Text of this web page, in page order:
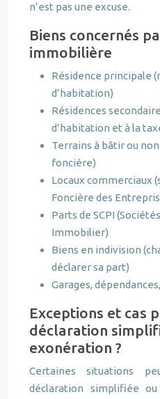
n’est pas une excuse.
Biens concernés
immobilière
Résidence principale
d’habitation)
Résidences
d’habitation et à la
Terrains à bâtir ou
foncière)
Locaux commerciaux
Foncière des
Parts de SCPI
Immobilier)
Biens en indivision
déclarer sa part)
Garages,
Exceptions et cas
déclaration
exonération ?
Certaines situations
déclaration simplifiée